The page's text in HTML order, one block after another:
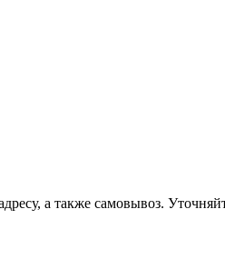
а также самовывоз.